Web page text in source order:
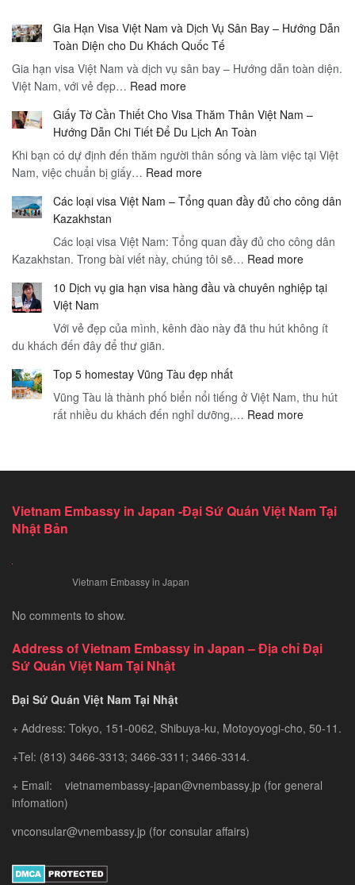
Gia Hạn Visa Việt Nam và Dịch Vụ Sân Bay – Hướng Dẫn
Toàn Diện cho Du Khách Quốc Tế
Gia hạn visa Việt Nam và dịch vụ sân bay – Hướng dẫn toàn diện.
Việt Nam, với vẻ đẹp… Read more:
Hạn
Visa
Việt
Nam
Dịch
Sân
Bay
Hướng
Toàn
Du
Khách
Quốc
Giấy Tờ Cần Thiết Cho Visa Thăm Thân Việt Nam –
Hướng Dẫn Chi Tiết Để Du Lịch An Toàn
Khi bạn có dự định đến thăm người thân sống và làm việc tại Việt
Nam, việc chuẩn bị giấy… Read more:
Tờ
Thiết
Cho
Thăm
Việt
Hướng
Dẫn
Chi
Du
An
Toàn
Các loại visa Việt Nam – Tổng quan đầy đủ cho công dân
Kazakhstan
Các loại visa Việt Nam: Tổng quan đầy đủ cho công dân
Kazakhstan. Trong bài viết này, chúng tôi sẽ… Read more:
loại
Việt
quan
đầy
công
10 Dịch vụ gia hạn visa hàng đầu và chuyên nghiệp tại
Việt Nam
Với vẻ đẹp của mình, kênh đào này đã thu hút không ít
du khách đến đây để thư giãn.
Top 5 homestay Vũng Tàu đẹp nhất
Vũng Tàu là thành phố biển nổi tiếng ở Việt Nam, thu hút
rất nhiều du khách đến nghỉ dưỡng,… Read more:
đẹp
Vietnam Embassy in Japan -Đại Sứ Quán Việt Nam Tại
Nhật Bản
Vietnam Embassy in Japan
No comments to show.
Address of Vietnam Embassy in Japan – Địa chỉ Đại
Sứ Quán Việt Nam Tại Nhật
Đại Sứ Quán Việt Nam Tại Nhật
+ Address: Tokyo, 151-0062, Shibuya-ku, Motoyoyogi-cho, 50-11.
+Tel: (813) 3466-3313; 3466-3311; 3466-3314.
+ Email: vietnamembassy-japan@vnembassy.jp (for general
infomation)
vnconsular@vnembassy.jp (for consular affairs)